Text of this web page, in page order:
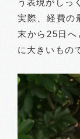
う表現がしっ
実際、経費の
末から25日
に大きいもの